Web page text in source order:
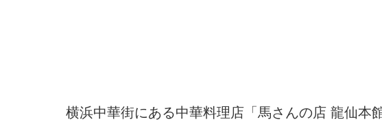
横浜中華街にある中華料理店「馬さんの店 龍仙